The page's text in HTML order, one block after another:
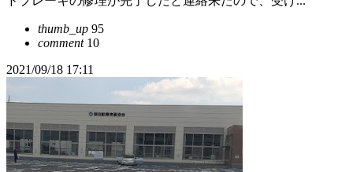
thumb_up 95
comment10
2021/09/18 17:11